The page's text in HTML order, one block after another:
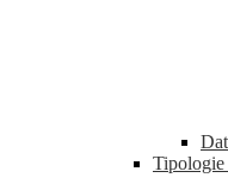
Tipologie